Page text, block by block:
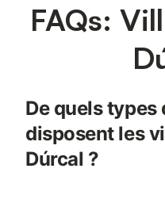
FAQs:
De quels types
disposent les
Dúrcal ?